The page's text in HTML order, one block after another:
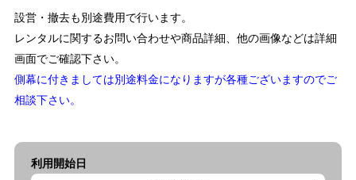
設営・撤去も別途費用で行います。
レンタルに関するお問い合わせや商品詳細、他の画像などは詳細
画面でご確認下さい。
側幕に付きましては別途料金になりますが各種ございますのでご
相談下さい。
利用開始日